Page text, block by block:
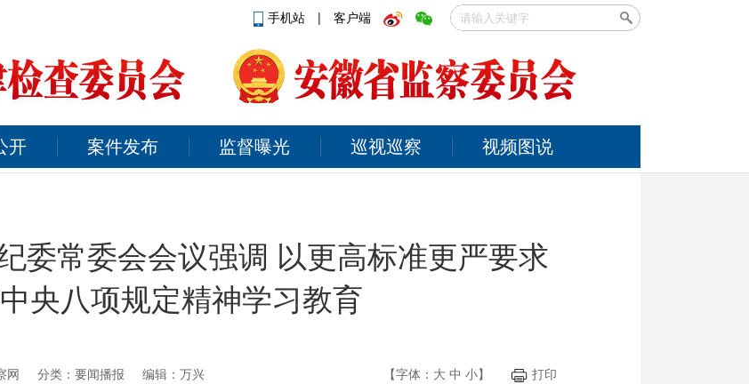
手机站 | 客户端
开 案件发布 监督曝光 巡视巡察 视频图说
委常委会会议强调 以更高标准更严要求
央八项规定精神学习教育
网 分类：要闻播报 编辑：万兴 【字体： 大 中 小】 打印